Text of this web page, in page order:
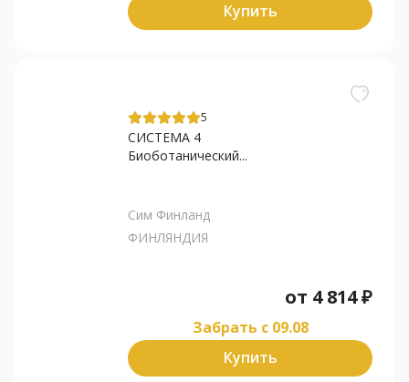
Купить
5
СИСТЕМА 4
Биоботанический...
Сим Финланд
ФИНЛЯНДИЯ
от 4 814₽
Забрать c 09.08
Купить